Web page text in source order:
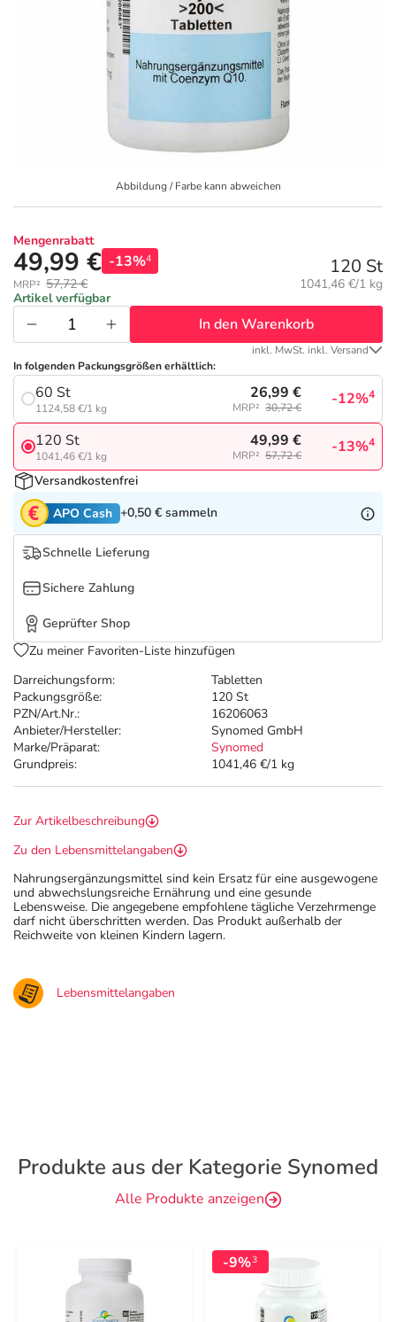
Körperpflege & Kosmetik
Liebe & Erotik
Mutter & Kind
Nahrungsergänzung
Natur & Homöopathie
Sanitätshaus
Sport & Fitness
Tierapotheke
Vitamine & Mineralstoffe
Marken
Geschenkideen
Summer SALE
Reiseapotheke
Insektenschutz
Sonnenpflege
Sommerpflege für Haar und Kopfhaut
Täglich gut versorgt
Fragen und Antworten
Beliebte Beiträge
E-Rezept einlösen
E-Rezept App
5% Extra Cash
Avene & Ducray Deals
Eucerin Deals
Evolsin Deals
Frontline & Frontpro Deals
Nattermann Deals
R(h)ein Nutrition Deals
Refluthin, Lasea & Carmenthin Deals
Salus Deals
Abbildung / Farbe kann abweichen
Darreichungsform:
Tabletten
Packungsgröße:
120 St
PZN/Art.Nr.:
16206063
Anbieter/Hersteller:
Synomed GmbH
Marke/Präparat:
Synomed
Grundpreis:
1041,46 €/1 kg
Mengenrabatt
49,99 € -13%4
MRP² 57,72 €
120 St
Grundpreis:
1041,46 €/1 kg
Artikel verfügbar
In den Warenkorb
inkl. MwSt. inkl. Versand
In folgenden Packungsgrößen erhältlich:
60 St
1124,58 €/1 kg
26,99 €
MRP² 30,72 € -12%4
120 St
1041,46 €/1 kg
49,99 €
MRP² 57,72 € -13%4
Versandkostenfrei
APO Cash +0,50 € sammeln
Schnelle Lieferung
Sichere Zahlung
Geprüfter Shop
Zu meiner Favoriten-Liste hinzufügen
Zur Artikelbeschreibung
Zu den Lebensmittelangaben
Nahrungsergänzungsmittel sind kein Ersatz für eine ausgewogene
und abwechslungsreiche Ernährung und eine gesunde
Lebensweise. Die angegebene empfohlene tägliche Verzehrmenge
darf nicht überschritten werden. Das Produkt außerhalb der
Reichweite von kleinen Kindern lagern.
Lebensmittelangaben
Produkte aus der Kategorie Synomed
Alle Produkte anzeigen
-9%3